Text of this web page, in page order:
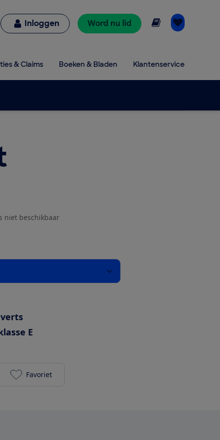
Inloggen Word nu lid Online lezen
& Claims Boeken & Bladen Klantenservice
niet beschikbaar
E
Exquisit GSP8212-030EB toevoegen aan je
Favoriet